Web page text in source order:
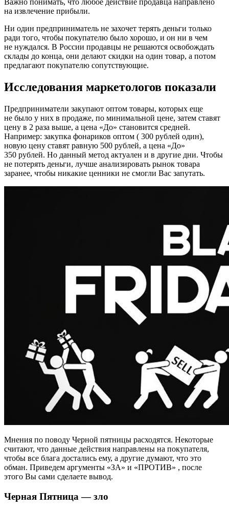
Важно понимать, что любое действие продавца направлено
на извлечение прибыли.
Ни один предприниматель не захочет терять деньги только
ради того, чтобы покупателю было хорошо, и он ни в чем
не нуждался. В России продавцы не решаются освобождать
склады до конца, они делают скидки на один товар, а потом
предлагают покупателю сопутствующие.
Исследования маркетологов показали
Предприниматели закупают оптом товары, которых еще
не было у них в продаже, по минимальной цене, затем ставят
цену в 2 раза выше, а цена «До» становится средней.
Например: закупка фонариков оптом ( 300 рублей один),
новую цену ставят равную 500 рублей, а цена «До»
350 рублей. Но данный метод актуален и в другие дни. Чтобы
не потерять деньги, лучше анализировать рынок товара
заранее, чтобы никакие ценники не смогли Вас запутать.
Мнения по поводу Черной пятницы расходятся. Некоторые
считают, что данные действия направлены на покупателя,
чтобы все блага достались ему, а другие думают, что это
обман. Приведем аргументы «ЗА» и «ПРОТИВ» , после
этого Вы сами сделаете вывод.
Черная Пятница — зло